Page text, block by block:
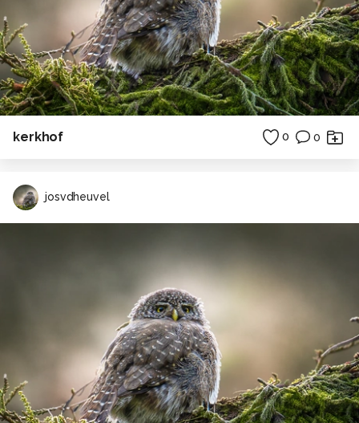
kerkhof 0 0
josvdheuvel